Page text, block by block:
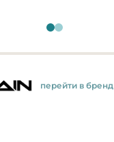
перейти в бренд